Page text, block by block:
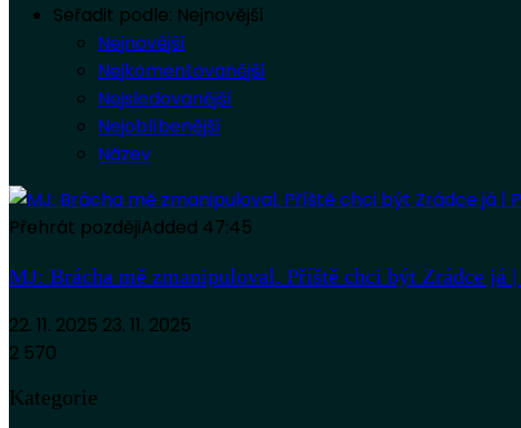
Seřadit podle: Nejnovější
Nejnovější
Nejkomentovanější
Nejsledovanější
Nejoblíbenější
Název
Přehrát pozdějiAdded 47:45
MJ: Brácha mě zmanipuloval. Příště chci být Zrádce já |
22. 11. 2025 23. 11. 2025
2 570
Kategorie